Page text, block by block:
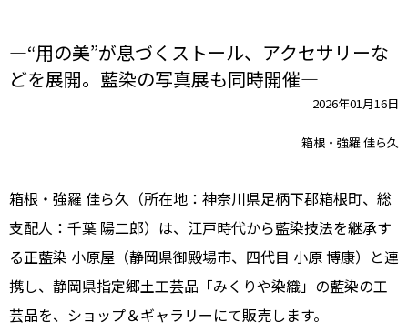
―“用の美”が息づくストール、アクセサリーな
どを展開。藍染の写真展も同時開催―
2026年01月16日
箱根・強羅 佳ら久
箱根・強羅 佳ら久（所在地：神奈川県足柄下郡箱根町、総
支配人：千葉 陽二郎）は、江戸時代から藍染技法を継承す
る正藍染 小原屋（静岡県御殿場市、四代目 小原 博康）と連
携し、静岡県指定郷土工芸品「みくりや染織」の藍染の工
芸品を、ショップ＆ギャラリーにて販売します。